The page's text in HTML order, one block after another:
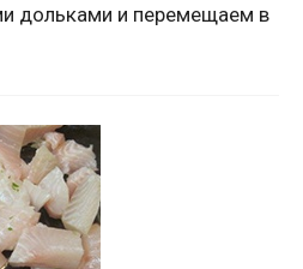
дольками и перемещаем в